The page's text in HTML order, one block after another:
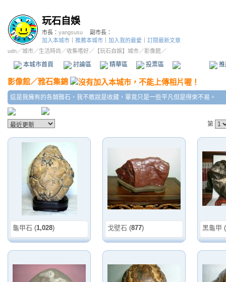
玩石自娛
市長： yangsusu
副市長：
加入本城市
推薦本城市 加入我的最愛
訂閱最新文章
udn／城市／生活時尚 ／收集嗜好／ 【玩石自娛】城市／影像館／
本城市首頁 討論區 精華區 投票區 影像館
影像館／雅石集錦
這是我擁有的各類雅石，我不敢說是收藏，畢竟只是一些平凡但是得來不易。
第
龜甲石 (1,028) 戈壁石 (877) 黑龜甲 (